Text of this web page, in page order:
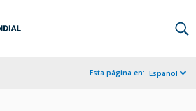
Esta página en: Español